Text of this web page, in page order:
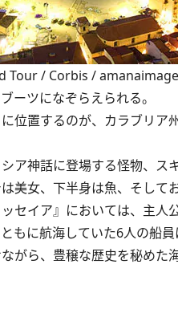
Tour / Corbis /
ーツになぞらえられる。
位置するのが、カラブリア
ア神話に登場する怪物、ス
美女、下半身は魚、そして
セイア』においては、主人
もに航海していた6人の船
がら、豊穣な歴史を秘めた